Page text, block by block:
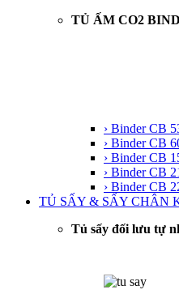
TỦ ẤM CO2
› Binder CB
› Binder CB
› Binder CB
› Binder CB
› Binder CB
TỦ SẤY & SẤY CHÂN
Tủ sấy đối lưu tự